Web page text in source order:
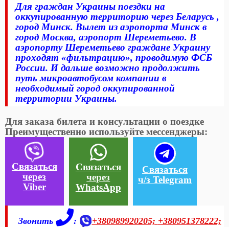
Для граждан Украины поездки на
оккупированную территорию через Беларусь ,
город Минск. Вылет из аэропорта Минск в
город Москва, аэропорт Шереметьево. В
аэропорту Шереметьево граждане Украину
проходят «фильтрацию», проводимую ФСБ
России. И дальше возможно продолжить
путь микроавтобусом компании в
необходимый город оккупированной
территории Украины.
Для заказа билета и консультации о поездке
Преимущественно используйте мессенджеры:
Связаться
через
Viber
Связаться
через
WhatsApp
Связаться
ч/з Telegram
Звонить : +380989920205; +380951378222;